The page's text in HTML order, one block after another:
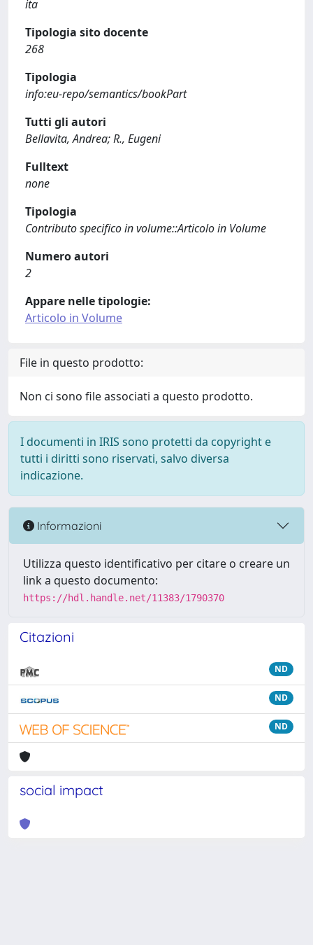
ita
Tipologia sito docente
268
Tipologia
info:eu-repo/semantics/bookPart
Tutti gli autori
Bellavita, Andrea; R., Eugeni
Fulltext
none
Tipologia
Contributo specifico in volume::Articolo in Volume
Numero autori
2
Appare nelle tipologie:
Articolo in Volume
File in questo prodotto:
Non ci sono file associati a questo prodotto.
I documenti in IRIS sono protetti da copyright e
tutti i diritti sono riservati, salvo diversa
indicazione.
Informazioni
Utilizza questo identificativo per citare o creare un
link a questo documento:
https://hdl.handle.net/11383/1790370
Citazioni
ND
ND
ND
social impact